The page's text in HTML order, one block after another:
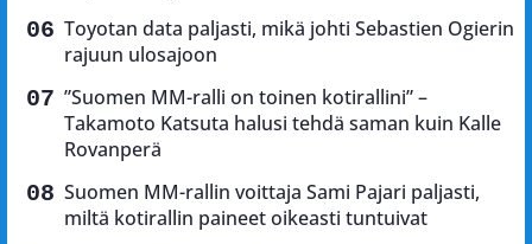
Toyotan data paljasti, mikä johti Sebastien Ogierin
rajuun ulosajoon
”Suomen MM-ralli on toinen kotirallini” –
Takamoto Katsuta halusi tehdä saman kuin Kalle
Rovanperä
Suomen MM-rallin voittaja Sami Pajari paljasti,
miltä kotirallin paineet oikeasti tuntuivat